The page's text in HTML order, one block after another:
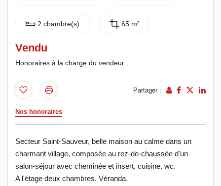
2 chambre(s) 65 m²
Vendu
Honoraires à la charge du vendeur
Partager :
Nos honoraires
Secteur Saint-Sauveur, belle maison au calme dans un
charmant village, composée au rez-de-chaussée d'un
salon-séjour avec cheminée et insert, cuisine, wc.
A l'étage deux chambres. Véranda.